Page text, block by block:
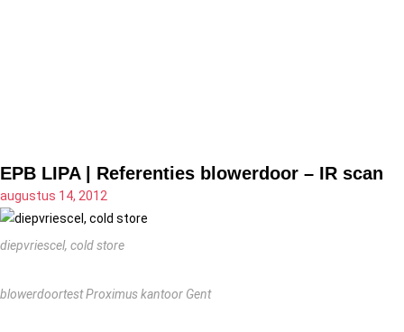
EPB LIPA | Referenties blowerdoor – IR scan
augustus 14, 2012
diepvriescel, cold store
blowerdoortest Proximus kantoor Gent